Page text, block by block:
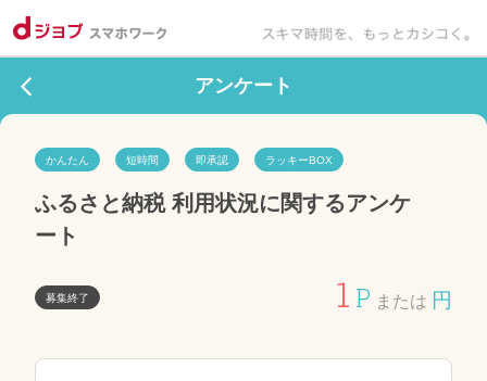
アンケート
かんたん 短時間 即承認 ラッキーBOX
ふるさと納税 利用状況に関するアンケ
ート
募集終了 1 P または 円